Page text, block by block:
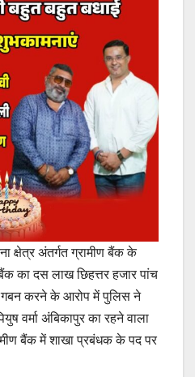
क्षेत्र अंतर्गत ग्रामीण बैंक के
का दस लाख छिहत्तर हजार पांच
गबन करने के आरोप में पुलिस ने
वर्मा अंबिकापुर का रहने वाला
बैंक में शाखा प्रबंधक के पद पर